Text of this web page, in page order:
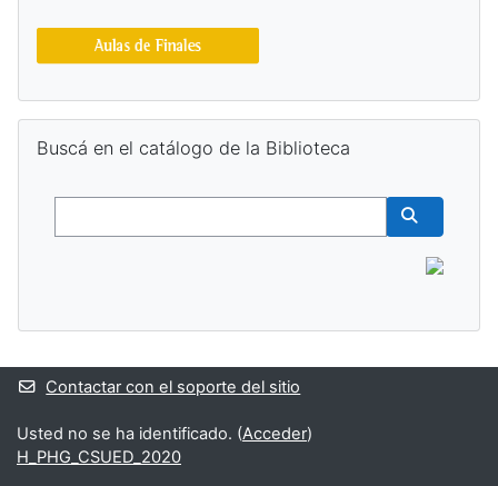
Buscá en el catálogo de la Biblioteca
Buscar
Contactar con el soporte del sitio
Usted no se ha identificado. (Acceder)
H_PHG_CSUED_2020